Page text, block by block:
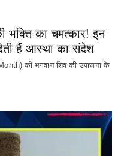
भक्ति का चमत्कार! इन
हैं आस्था का संदेश
को भगवान शिव की उपासना के